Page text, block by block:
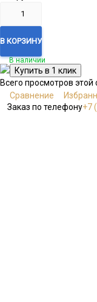
В КОРЗИНУ
В наличии
Всего просмотров этой
Сравнение
Заказ по телефону+7